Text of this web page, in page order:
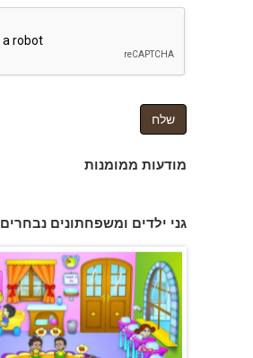
מודעות ממומנות
גני ילדים ומשפחתונים נבחרים
גן הכוכבים באשדוד - גן ילדים וצהרון